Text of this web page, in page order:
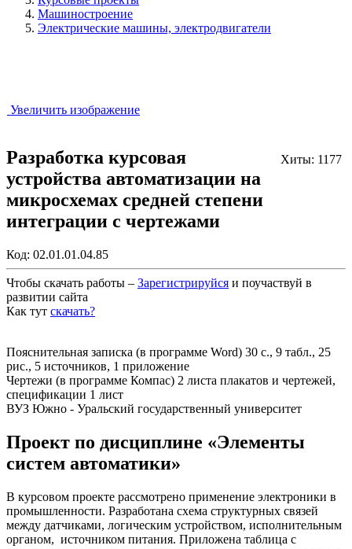
Машиностроение
Электрические машины, электродвигатели
Увеличить изображение
Хиты: 1177
Разработка курсовая
устройства автоматизации на
микросхемах средней степени
интеграции с чертежами
Код: 02.01.01.04.85
Чтобы скачать работы – Зарегистрируйся и поучаствуй в
развитии сайта
Как тут скачать?
Пояснительная записка (в программе Word) 30 с., 9 табл., 25
рис., 5 источников, 1 приложение
Чертежи (в программе Компас) 2 листа плакатов и чертежей,
спецификации 1 лист
ВУЗ Южно - Уральский государственный университет
Проект по дисциплине «Элементы
систем автоматики»
В курсовом проекте рассмотрено применение электроники в
промышленности. Разработана схема структурных связей
между датчиками, логическим устройством, исполнительным
органом, источником питания. Приложена таблица с